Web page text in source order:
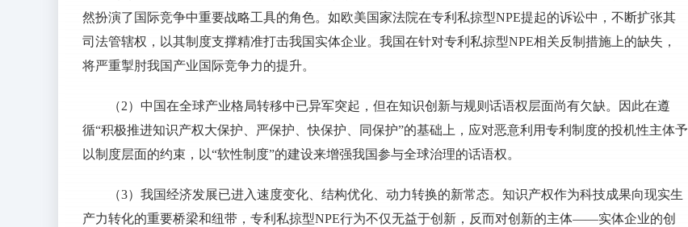
然扮演了国际竞争中重要战略工具的角色。如欧美国家法院在专利私掠型NPE提起的诉讼中，不断扩张其
司法管辖权，以其制度支撑精准打击我国实体企业。我国在针对专利私掠型NPE相关反制措施上的缺失，
将严重掣肘我国产业国际竞争力的提升。
（2）中国在全球产业格局转移中已异军突起，但在知识创新与规则话语权层面尚有欠缺。因此在遵
循“积极推进知识产权大保护、严保护、快保护、同保护”的基础上，应对恶意利用专利制度的投机性主体予
以制度层面的约束，以“软性制度”的建设来增强我国参与全球治理的话语权。
（3）我国经济发展已进入速度变化、结构优化、动力转换的新常态。知识产权作为科技成果向现实生
产力转化的重要桥梁和纽带，专利私掠型NPE行为不仅无益于创新，反而对创新的主体——实体企业的创